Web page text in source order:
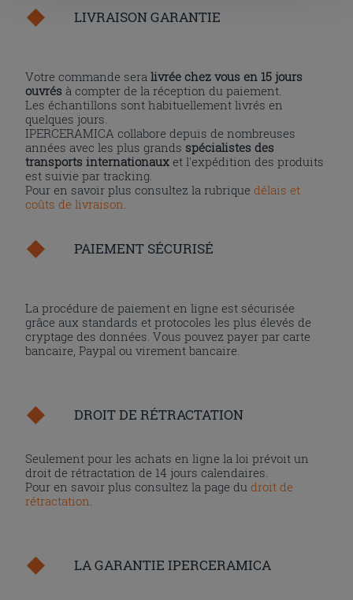
l'installation des cookies techniques uniquement.
LIVRAISON GARANTIE
Votre commande seralivrée chez vous en 15 jours
ouvrés à compter de la réception du paiement.
Les échantillons sont habituellement livrés en
quelques jours.
IPERCERAMICA collabore depuis de nombreuses
années avec les plus grands spécialistes des
transports internationaux et l'expédition des produits
est suivie par tracking.
Pour en savoir plus consultez la rubriquedélais et
coûts de livraison.
PAIEMENT SÉCURISÉ
La procédure de paiement en ligne est sécurisée
grâce aux standards et protocoles les plus élevés de
cryptage des données. Vous pouvez payer par carte
bancaire, Paypal ou virement bancaire.
DROIT DE RÉTRACTATION
Seulement pour les achats en ligne la loi prévoit un
droit de rétractation de 14 jours calendaires.
Pour en savoir plus consultez la page dudroit de
rétractation.
LA GARANTIE IPERCERAMICA